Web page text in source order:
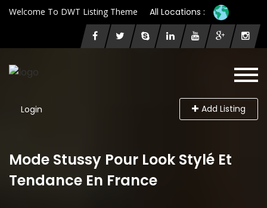
Welcome To DWT Listing Theme All Locations :
Login Add Listing
Mode Stussy Pour Look Stylé Et
Tendance En France